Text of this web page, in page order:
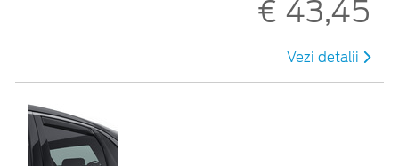
€ 43,45
Vezi detalii